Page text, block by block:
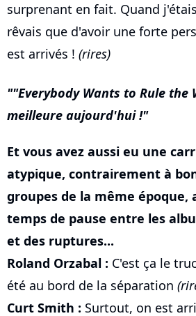
surprenant en fait. Quand
rêvais que d'avoir une forte
est arrivés ! (rires)
"Everybody Wants to Rule the
meilleure aujourd'hui !
Et vous avez aussi eu une
atypique, contrairement à
groupes de la même époque,
temps de pause entre les
et des ruptures...
Roland Orzabal : C'est ça le
été au bord de la séparation
Curt Smith : Surtout, on est